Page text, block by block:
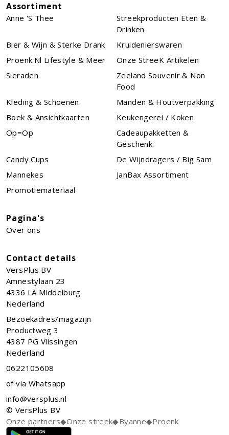
Assortiment
Anne 's Thee
Streekproducten Eten &
Drinken
Bier & Wijn & Sterke Drank
Kruidenierswaren
Proenk.nl Lifestyle & Meer
Onze StreeK Artikelen
Sieraden
Zeeland Souvenir & Non
Food
Kleding & Schoenen
Manden & Houtverpakking
Boek & Ansichtkaarten
Keukengerei / Koken
Op=Op
Cadeaupakketten &
Geschenk
Candy Cups
De Wijndragers / Big Sam
Mannekes
JanBax Assortiment
Promotiemateriaal
Pagina's
Over ons
Contact details
VersPlus BV
Amnestylaan 23
4336 LA Middelburg
Nederland
Bezoekadres/magazijn
Productweg 3
4387 PG Vlissingen
Nederland
0622105608
of via Whatsapp
info@versplus.nl
© VersPlus BV
Onze partners◆Onze streek◆Byanne◆Proenk